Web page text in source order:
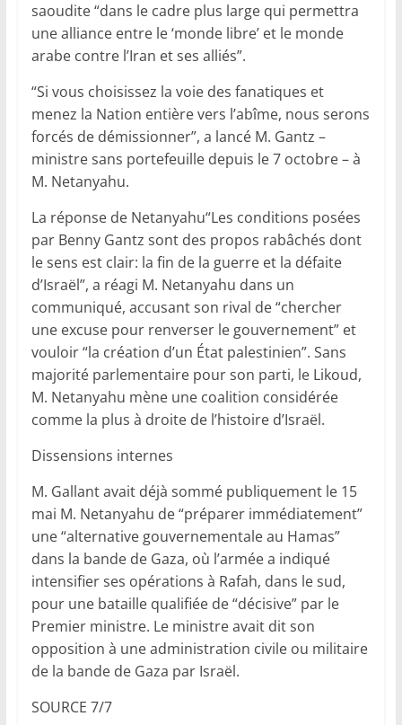
saoudite “dans le cadre plus large qui permettra
une alliance entre le ‘monde libre’ et le monde
arabe contre l’Iran et ses alliés”.
“Si vous choisissez la voie des fanatiques et
menez la Nation entière vers l’abîme, nous serons
forcés de démissionner”, a lancé M. Gantz –
ministre sans portefeuille depuis le 7 octobre – à
M. Netanyahu.
La réponse de Netanyahu“Les conditions posées
par Benny Gantz sont des propos rabâchés dont
le sens est clair: la fin de la guerre et la défaite
d’Israël”, a réagi M. Netanyahu dans un
communiqué, accusant son rival de “chercher
une excuse pour renverser le gouvernement” et
vouloir “la création d’un État palestinien”. Sans
majorité parlementaire pour son parti, le Likoud,
M. Netanyahu mène une coalition considérée
comme la plus à droite de l’histoire d’Israël.
Dissensions internes
M. Gallant avait déjà sommé publiquement le 15
mai M. Netanyahu de “préparer immédiatement”
une “alternative gouvernementale au Hamas”
dans la bande de Gaza, où l’armée a indiqué
intensifier ses opérations à Rafah, dans le sud,
pour une bataille qualifiée de “décisive” par le
Premier ministre. Le ministre avait dit son
opposition à une administration civile ou militaire
de la bande de Gaza par Israël.
SOURCE 7/7